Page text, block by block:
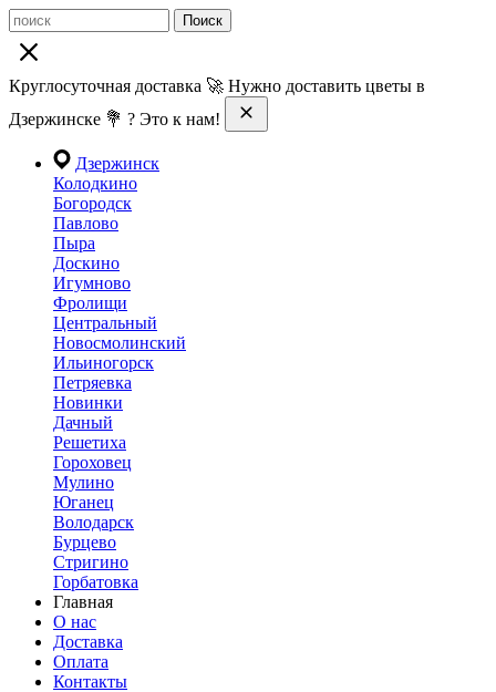
Поиск
Круглосуточная доставка 🚀 Нужно доставить цветы в
Дзержинске 💐 ? Это к нам!
Дзержинск
Колодкино
Богородск
Павлово
Пыра
Доскино
Игумново
Фролищи
Центральный
Новосмолинский
Ильиногорск
Петряевка
Новинки
Дачный
Решетиха
Гороховец
Мулино
Юганец
Володарск
Бурцево
Стригино
Горбатовка
Главная
О нас
Доставка
Оплата
Контакты